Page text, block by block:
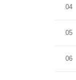
04
05
06